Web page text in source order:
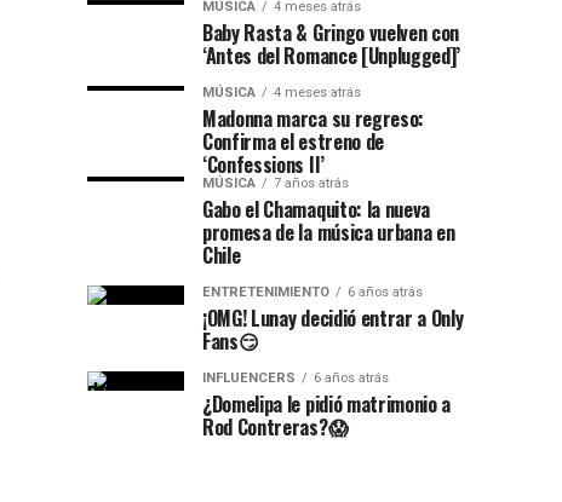
MÚSICA 4 meses atrás
Baby Rasta & Gringo vuelven con
‘Antes del Romance [Unplugged]’
MÚSICA 4 meses atrás
Madonna marca su regreso:
Confirma el estreno de
‘Confessions II’
MÚSICA 7 años atrás
Gabo el Chamaquito: la nueva
promesa de la música urbana en
Chile
ENTRETENIMIENTO 6 años atrás
¡OMG! Lunay decidió entrar a Only
Fans😏
INFLUENCERS 6 años atrás
¿Domelipa le pidió matrimonio a
Rod Contreras?😱